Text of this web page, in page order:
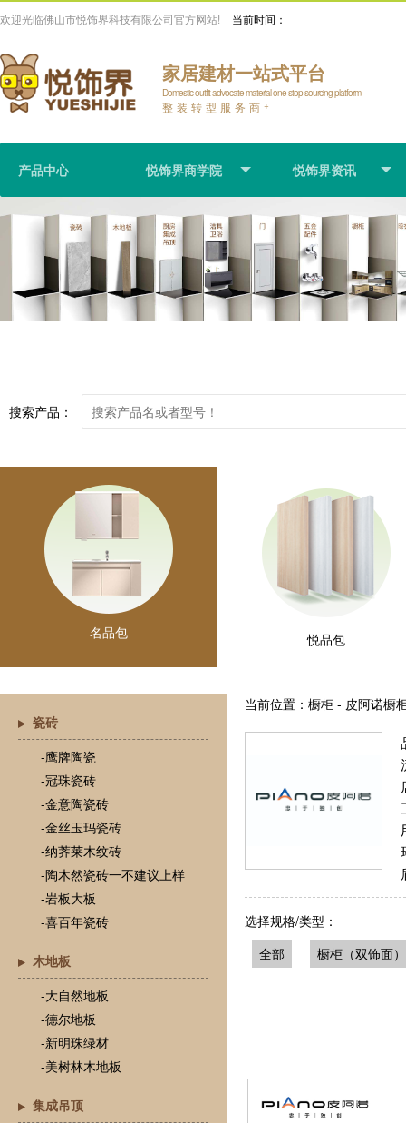
欢迎光临佛山市悦饰界科技有限公司官方网站! 当前时间：
家居建材一站式平台
Domestic outfit advocate material one-stop sourcing platform
整装转型服务商 +
产品中心 悦饰界商学院 悦饰界资讯
搜索产品：
名品包 悦品包
瓷砖
-鹰牌陶瓷
-冠珠瓷砖
-金意陶瓷砖
-金丝玉玛瓷砖
-纳荠莱木纹砖
-陶木然瓷砖一不建议上样
-岩板大板
-喜百年瓷砖
木地板
-大自然地板
-德尔地板
-新明珠绿材
-美树林木地板
集成吊顶
当前位置：橱柜 - 皮阿诺橱
选择规格/类型：
全部
橱柜（双饰面）